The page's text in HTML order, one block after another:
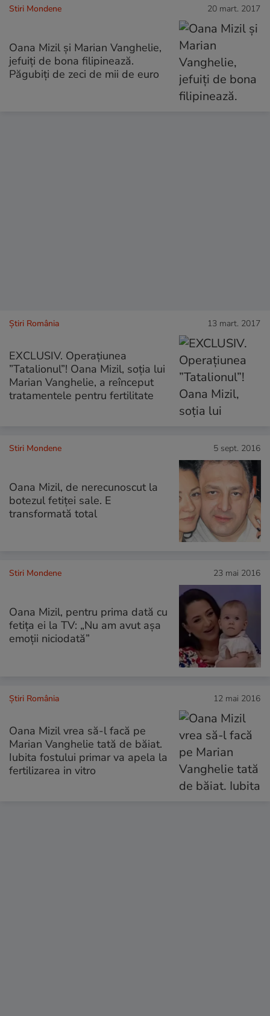
Stiri Mondene 20 mart. 2017
Oana Mizil și Marian Vanghelie,
jefuiți de bona filipinează.
Păgubiți de zeci de mii de euro
Știri România 13 mart. 2017
EXCLUSIV. Operațiunea
”Tatalionul”! Oana Mizil, soția lui
Marian Vanghelie, a reînceput
tratamentele pentru fertilitate
Stiri Mondene 5 sept. 2016
Oana Mizil, de nerecunoscut la
botezul fetiței sale. E
transformată total
Stiri Mondene 23 mai 2016
Oana Mizil, pentru prima dată cu
fetiţa ei la TV: „Nu am avut aşa
emoţii niciodată”
Știri România 12 mai 2016
Oana Mizil vrea să-l facă pe
Marian Vanghelie tată de băiat.
Iubita fostului primar va apela la
fertilizarea in vitro